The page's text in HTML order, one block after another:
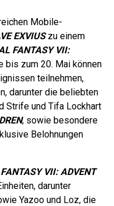
Mobile-
EXVIUSzu einem
FANTASY VII:
bis zum 20. Mai können
teilnehmen,
darunter die beliebten
Strife und Tifa Lockhart
, sowie besondere
Belohnungen
VII: ADVENT
darunter
Yazoo und Loz, die